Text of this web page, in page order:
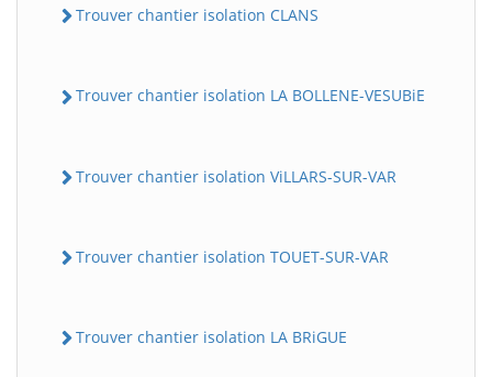
Trouver chantier isolation CLANS
Trouver chantier isolation LA BOLLENE-VESUBiE
Trouver chantier isolation ViLLARS-SUR-VAR
Trouver chantier isolation TOUET-SUR-VAR
Trouver chantier isolation LA BRiGUE